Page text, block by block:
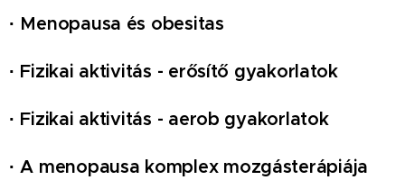
· Menopausa és obesitas
· Fizikai aktivitás - erősítő gyakorlatok
· Fizikai aktivitás - aerob gyakorlatok
·A menopausa komplex mozgásterápiája